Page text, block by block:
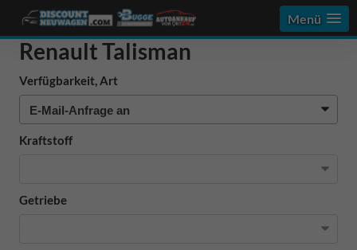
Menü
Renault Talisman
Verfügbarkeit, Art
Kraftstoff
Getriebe